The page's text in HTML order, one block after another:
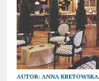
AUTOR: ANNA KRETOWSKA